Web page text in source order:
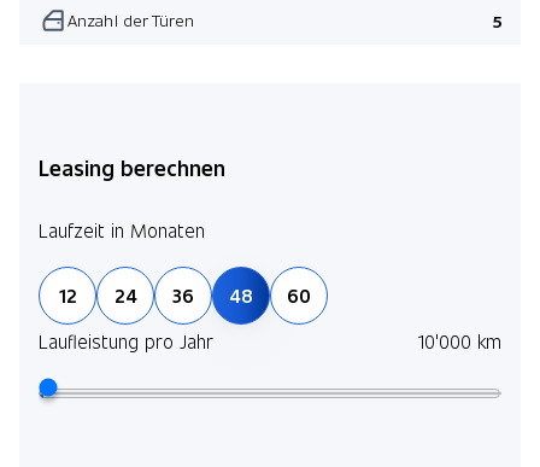
Pack Anhängerkupplung
Anzahl der Türen 5
Leasing berechnen
Laufzeit in Monaten
12 24 36 48
60
Laufleistung pro Jahr
10'000 km